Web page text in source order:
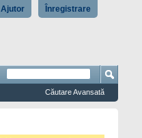
Înregistrare
Ajutor
Căutare Avansată